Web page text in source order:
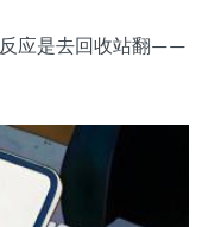
反应是去回收站翻——